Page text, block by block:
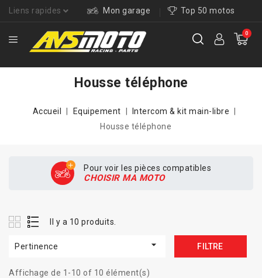
Liens rapides Mon garage Top 50 motos
0
Housse téléphone
Accueil Equipement
Intercom & kit main-libre
Housse téléphone
Pour voir les pièces compatibles
CHOISIR MA MOTO
Il y a 10 produits.
Pertinence  FILTRE
Affichage de 1-10 of 10 élément(s)